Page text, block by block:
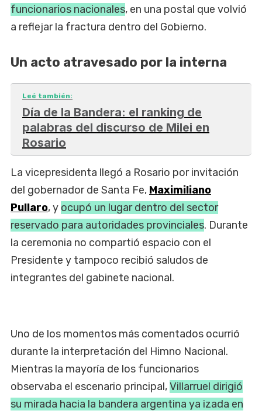
funcionarios nacionales, en una postal que volvió
a reflejar la fractura dentro del Gobierno.
Un acto atravesado por la interna
Leé también:
Día de la Bandera: el ranking de
palabras del discurso de Milei en
Rosario
La vicepresidenta llegó a Rosario por invitación
del gobernador de Santa Fe, Maximiliano
Pullaro, y ocupó un lugar dentro del sector
reservado para autoridades provinciales. Durante
la ceremonia no compartió espacio con el
Presidente y tampoco recibió saludos de
integrantes del gabinete nacional.
Uno de los momentos más comentados ocurrió
durante la interpretación del Himno Nacional.
Mientras la mayoría de los funcionarios
observaba el escenario principal,Villarruel dirigió
su mirada hacia la bandera argentina ya izada en